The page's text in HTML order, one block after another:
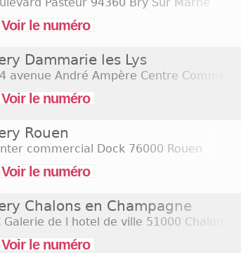
le numéro
Dammarie les Lys
avenue André Ampère Centre
le numéro
Rouen
commercial Dock 76000 Rouen
le numéro
Chalons en Champagne
Galerie de l hotel de ville 51000 Chalons
le numéro